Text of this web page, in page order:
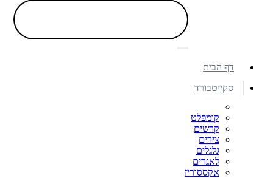
דף הבית
סקייטבורד
קומפלט
קרשים
צירים
גלגלים
לאגרים
אקססוריז